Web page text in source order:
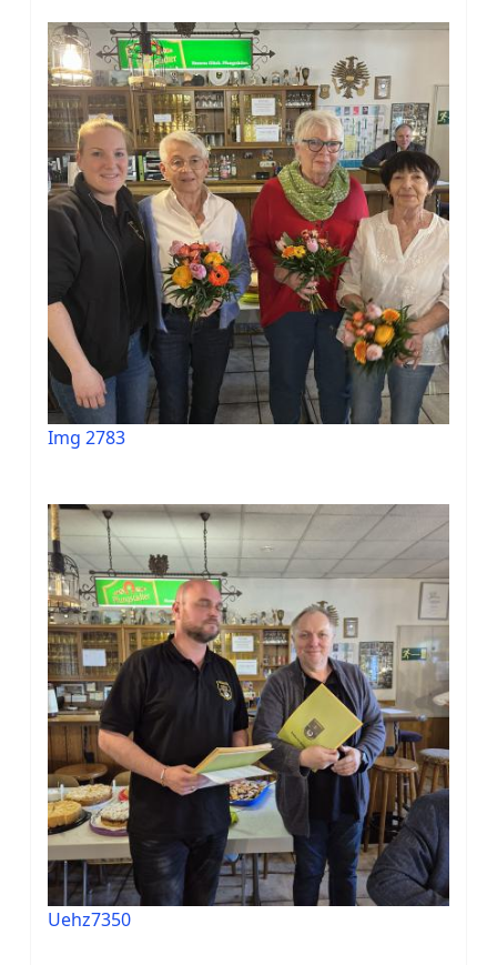
Img 2783
Uehz7350